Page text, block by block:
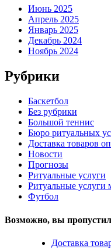
Июнь 2025
Апрель 2025
Январь 2025
Декабрь 2024
Ноябрь 2024
Рубрики
Баскетбол
Без рубрики
Большой теннис
Бюро ритуальных
Доставка товаров
Новости
Прогнозы
Ритуальные услуги
Ритуальные услуги
Футбол
Возможно, вы
Доставка